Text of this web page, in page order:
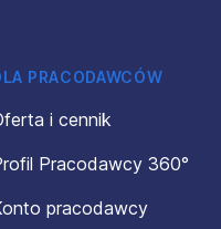
PRACODAWCÓW
i cennik
Pracodawcy 360°
pracodawcy